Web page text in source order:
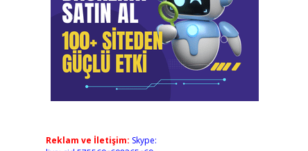
Reklam ve İletişim: Skype: